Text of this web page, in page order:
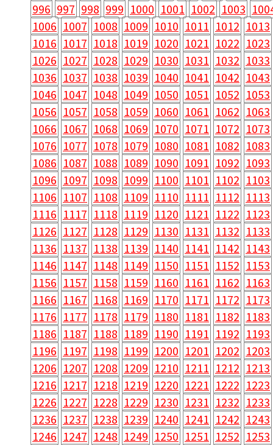
996 997 998 999 1000 1001 1002 1003
1006 1007 1008 1009 1010 1011 1012 1013
1016 1017 1018 1019 1020 1021 1022 1023
1026 1027 1028 1029 1030 1031 1032 1033
1036 1037 1038 1039 1040 1041 1042 1043
1046 1047 1048 1049 1050 1051 1052 1053
1056 1057 1058 1059 1060 1061 1062 1063
1066 1067 1068 1069 1070 1071 1072 1073
1076 1077 1078 1079 1080 1081 1082 1083
1086 1087 1088 1089 1090 1091 1092 1093
1096 1097 1098 1099 1100 1101 1102 1103
1106 1107 1108 1109 1110 1111 1112 1113
1116 1117 1118 1119 1120 1121 1122 1123
1126 1127 1128 1129 1130 1131 1132 1133
1136 1137 1138 1139 1140 1141 1142 1143
1146 1147 1148 1149 1150 1151 1152 1153
1156 1157 1158 1159 1160 1161 1162 1163
1166 1167 1168 1169 1170 1171 1172 1173
1176 1177 1178 1179 1180 1181 1182 1183
1186 1187 1188 1189 1190 1191 1192 1193
1196 1197 1198 1199 1200 1201 1202 1203
1206 1207 1208 1209 1210 1211 1212 1213
1216 1217 1218 1219 1220 1221 1222 1223
1226 1227 1228 1229 1230 1231 1232 1233
1236 1237 1238 1239 1240 1241 1242 1243
1246 1247 1248 1249 1250 1251 1252 1253